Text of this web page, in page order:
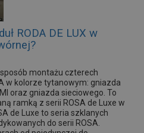
RODA DE LUX w
montażu czterech
w kolorze tytanowym: gniazda
oraz gniazda sieciowego. To
ramką z serii ROSA de Luxe w
de Luxe to seria szklanych
do serii ROSA.